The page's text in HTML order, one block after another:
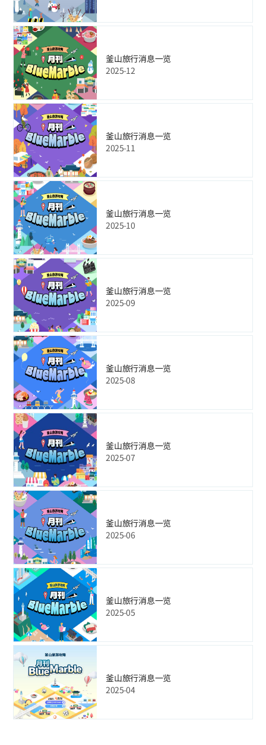
釜山旅行消息一览
2025-12
釜山旅行消息一览
2025-11
釜山旅行消息一览
2025-10
釜山旅行消息一览
2025-09
釜山旅行消息一览
2025-08
釜山旅行消息一览
2025-07
釜山旅行消息一览
2025-06
釜山旅行消息一览
2025-05
釜山旅行消息一览
2025-04